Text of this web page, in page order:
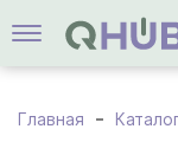
Главная